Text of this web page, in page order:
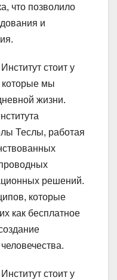
что позволило
и
стоит у
которые мы
жизни.
Теслы, работая
решений.
которые
как бесплатное
стоит у